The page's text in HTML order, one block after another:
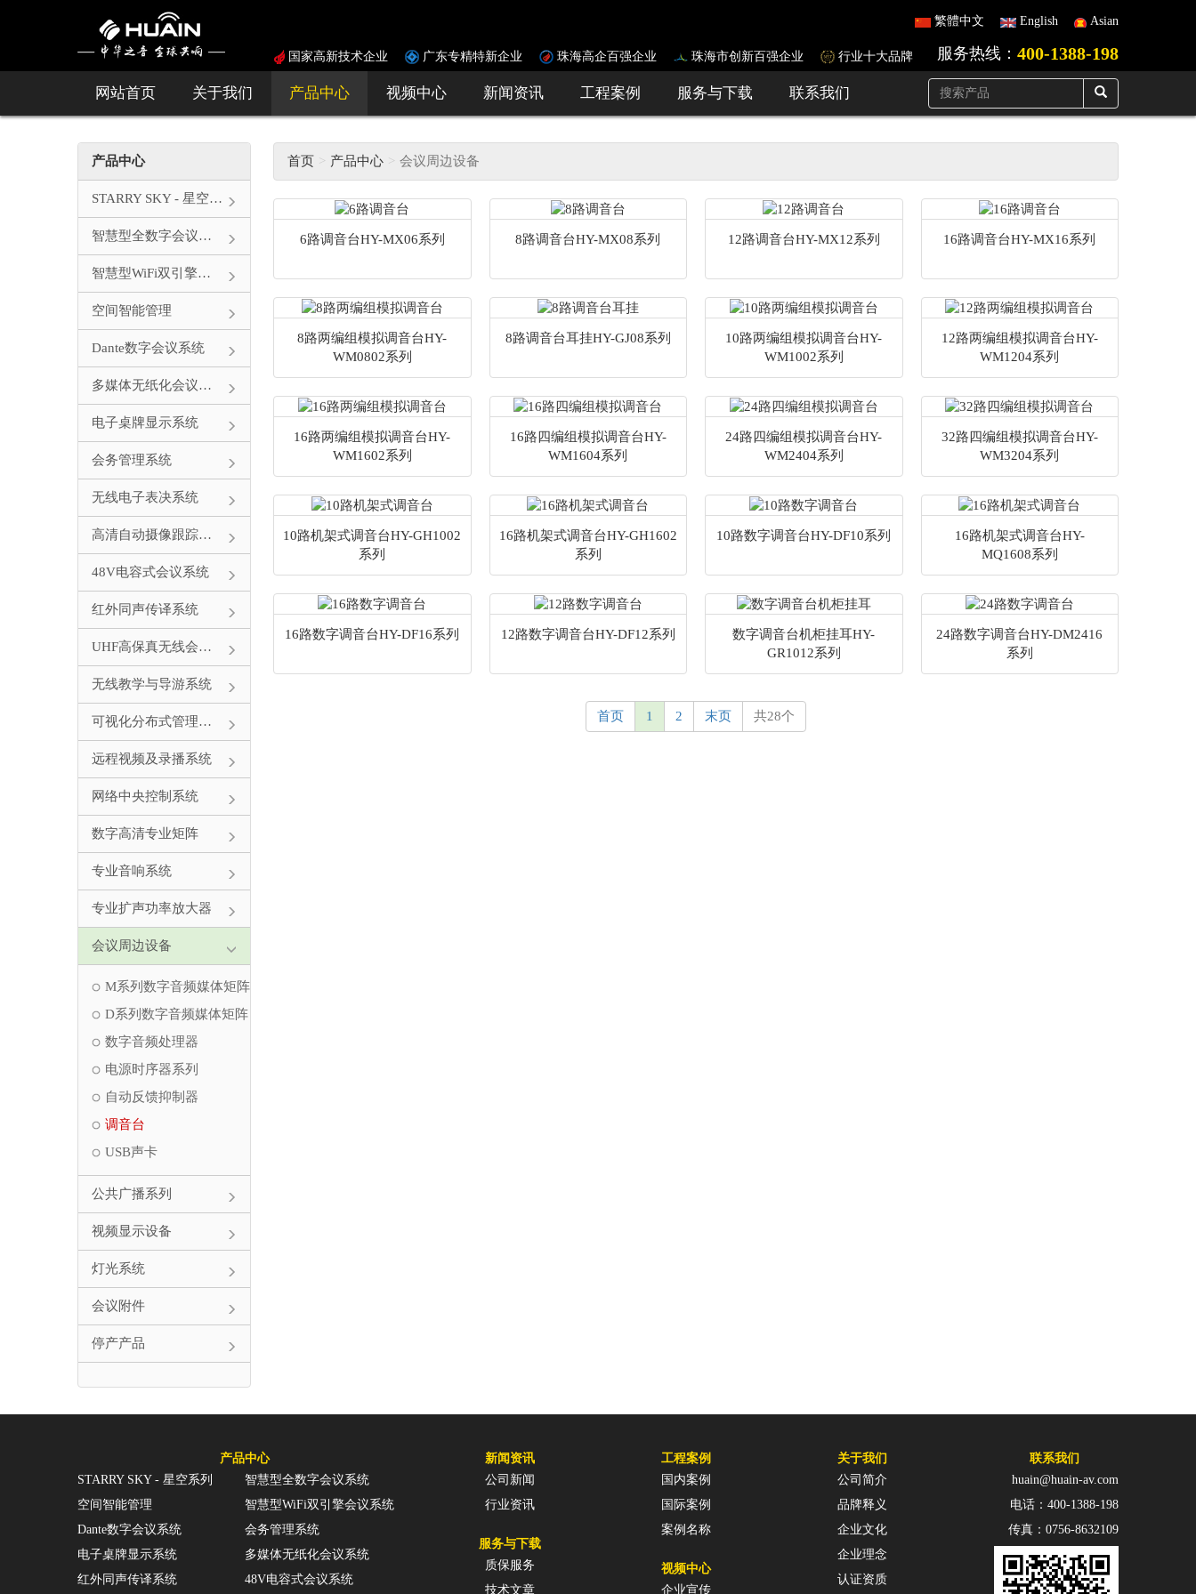
国家高新技术企业 广东专精特新企业 珠海高企百强企业 珠海市创新百强企业 行业十大品牌
繁體中文 English Asian
服务热线： 400-1388-198
网站首页 关于我们 产品中心 视频中心 新闻资讯 工程案例 服务与下载 联系我们
产品中心
STARRY SKY - 星空系列
智慧型全数字会议系统
智慧型WiFi双引擎会议系统
空间智能管理
Dante数字会议系统
多媒体无纸化会议系统
电子桌牌显示系统
会务管理系统
无线电子表决系统
高清自动摄像跟踪系统
48V电容式会议系统
红外同声传译系统
UHF高保真无线会议系统
无线教学与导游系统
可视化分布式管理系统
远程视频及录播系统
网络中央控制系统
数字高清专业矩阵
专业音响系统
专业扩声功率放大器
会议周边设备
M系列数字音频媒体矩阵
D系列数字音频媒体矩阵
数字音频处理器
电源时序器系列
自动反馈抑制器
调音台
USB声卡
公共广播系列
视频显示设备
灯光系统
会议附件
停产产品
首页 产品中心 会议周边设备
6路调音台HY-MX06系列 8路调音台HY-MX08系列 12路调音台HY-MX12系列 16路调音台HY-MX16系列
8路两编组模拟调音台HY-
WM0802系列
8路调音台耳挂HY-GJ08系列
10路两编组模拟调音台HY-
WM1002系列
12路两编组模拟调音台HY-
WM1204系列
16路两编组模拟调音台HY-
WM1602系列
16路四编组模拟调音台HY-
WM1604系列
24路四编组模拟调音台HY-
WM2404系列
32路四编组模拟调音台HY-
WM3204系列
10路机架式调音台HY-GH1002
系列
16路机架式调音台HY-GH1602
系列
10路数字调音台HY-DF10系列
16路机架式调音台HY-
MQ1608系列
16路数字调音台HY-DF16系列 12路数字调音台HY-DF12系列
数字调音台机柜挂耳HY-
GR1012系列
24路数字调音台HY-DM2416
系列
首页 1 2 末页 共28个
产品中心
STARRY SKY - 星空系列
智慧型全数字会议系统
空间智能管理
智慧型WiFi双引擎会议系统
Dante数字会议系统
会务管理系统
电子桌牌显示系统
多媒体无纸化会议系统
红外同声传译系统
48V电容式会议系统
新闻资讯
公司新闻
行业资讯
服务与下载
质保服务
技术文章
工程案例
国内案例
国际案例
案例名称
视频中心
企业宣传
关于我们
公司简介
品牌释义
企业文化
企业理念
认证资质
联系我们
huain@huain-av.com
电话：400-1388-198
传真：0756-8632109